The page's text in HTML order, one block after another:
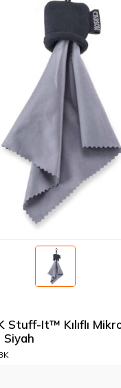
Stuff-It™ Kılıflı
Siyah